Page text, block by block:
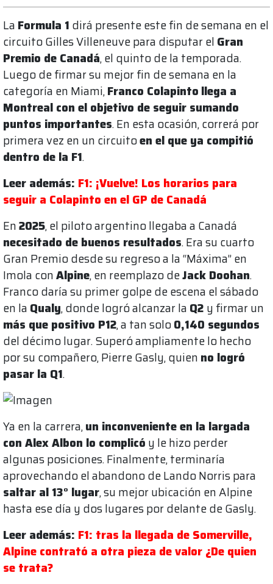
La Formula 1 dirá presente este fin de semana en el
circuito Gilles Villeneuve para disputar el Gran
Premio de Canadá, el quinto de la temporada.
Luego de firmar su mejor fin de semana en la
categoría en Miami,Franco Colapinto llega a
Montreal con el objetivo de seguir sumando
puntos importantes. En esta ocasión, correrá por
primera vez en un circuitoen el que ya compitió
dentro de la F1.
Leer además: F1: ¡Vuelve! Los horarios para
seguir a Colapinto en el GP de Canadá
En2025, el piloto argentino llegaba a Canadá
necesitado de buenos resultados. Era su cuarto
Gran Premio desde su regreso a la “Máxima” en
Imola conAlpine, en reemplazo deJack Doohan.
Franco daría su primer golpe de escena el sábado
en la Qualy, donde logró alcanzar la Q2 y firmar un
más que positivo P12, a tan solo0,140 segundos
del décimo lugar. Superó ampliamente lo hecho
por su compañero, Pierre Gasly, quien no logró
pasar la Q1.
Ya en la carrera,un inconveniente en la largada
con Alex Albon lo complicó y le hizo perder
algunas posiciones. Finalmente, terminaría
aprovechando el abandono de Lando Norris para
saltar al 13° lugar, su mejor ubicación en Alpine
hasta ese día y dos lugares por delante de Gasly.
Leer además: F1: tras la llegada de Somerville,
Alpine contrató a otra pieza de valor ¿De quien
se trata?